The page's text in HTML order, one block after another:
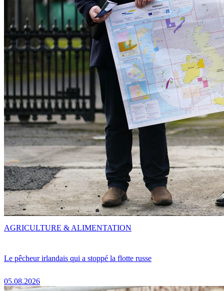
Le pêcheur irlandais qui a stoppé la flotte russe
05.08.2026
AGRICULTURE & ALIMENTATION